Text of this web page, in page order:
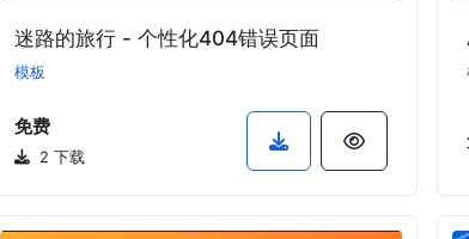
迷路的旅行 - 个性化404错误页面
模板
免费
2 下载